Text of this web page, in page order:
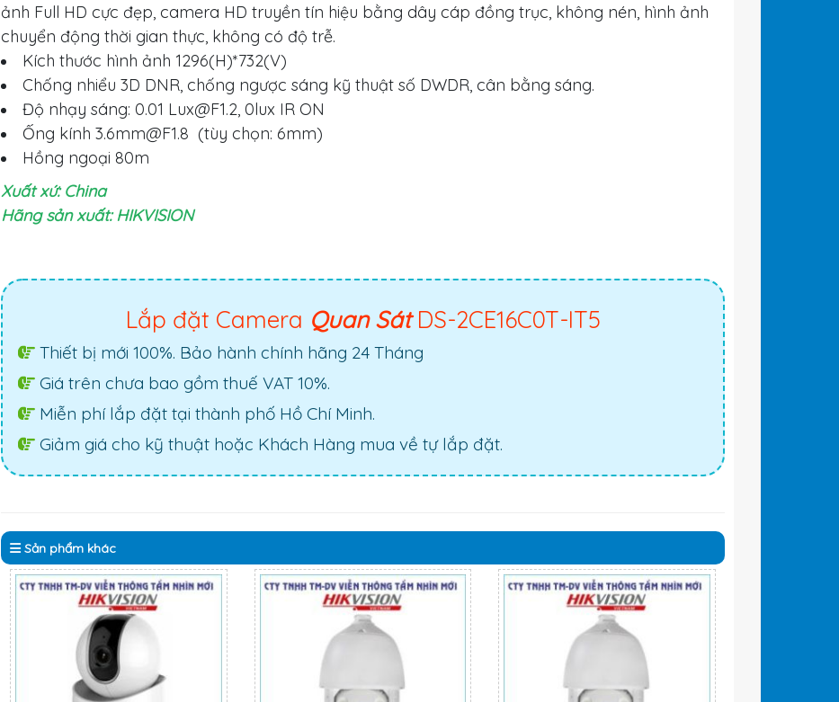
ảnh Full HD cực đẹp, camera HD truyền tín hiệu bằng dây cáp đồng trục, không nén, hình ảnh
chuyển động thời gian thực, không có độ trễ.
Kích thước hình ảnh 1296(H)*732(V)
Chống nhiểu 3D DNR, chống ngược sáng kỹ thuật số DWDR, cân bằng sáng.
Độ nhạy sáng: 0.01 Lux@F1.2, 0lux IR ON
Ống kính 3.6mm@F1.8 (tùy chọn: 6mm)
Hồng ngoại 80m
Xuất xứ: China
Hãng sản xuất: HIKVISION
Lắp đặt Camera Quan SátDS-2CE16C0T-IT5
Thiết bị mới 100%. Bảo hành chính hãng 24 Tháng
Giá trên chưa bao gồm thuế VAT 10%.
Miễn phí lắp đặt tại thành phố Hồ Chí Minh.
Giảm giá cho kỹ thuật hoặc Khách Hàng mua về tự lắp đặt.
Sản phẩm khác